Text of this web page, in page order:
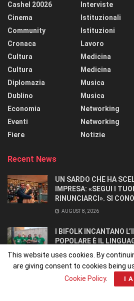
Cashel 20026
Cinema
Community
Cronaca
Cultura
Cultura
Diplomazia
Dublino
Economia
Eventi
Fiere
Interviste
Istituzionali
Istituzioni
Lavoro
Medicina
Medicina
Musica
Musica
Networking
Networking
Notizie
Recent News
UN SARDO CHE HA
IMPRESA: «SEGUI I
RINUNCIARCI». SI
AUGUST 8, 2026
I BIFOLK INCANTANO
POPOLARE È IL
POPOLI»
JULY 31, 2026
This website uses cookies. By
are giving consent to cookies being
Cookie Policy. I